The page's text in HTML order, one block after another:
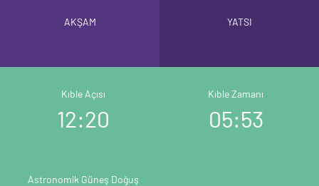
AKŞAM YATSI
Kıble Açısı
12:20
Kıble Zamanı
05:53
Astronomik Güneş Doğuş